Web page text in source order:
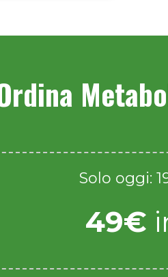
Solo oggi:
49€